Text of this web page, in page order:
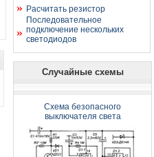
Расчитать резистор
Последовательное
подключение нескольких
светодиодов
Случайные схемы
Схема безопасного
выключателя света